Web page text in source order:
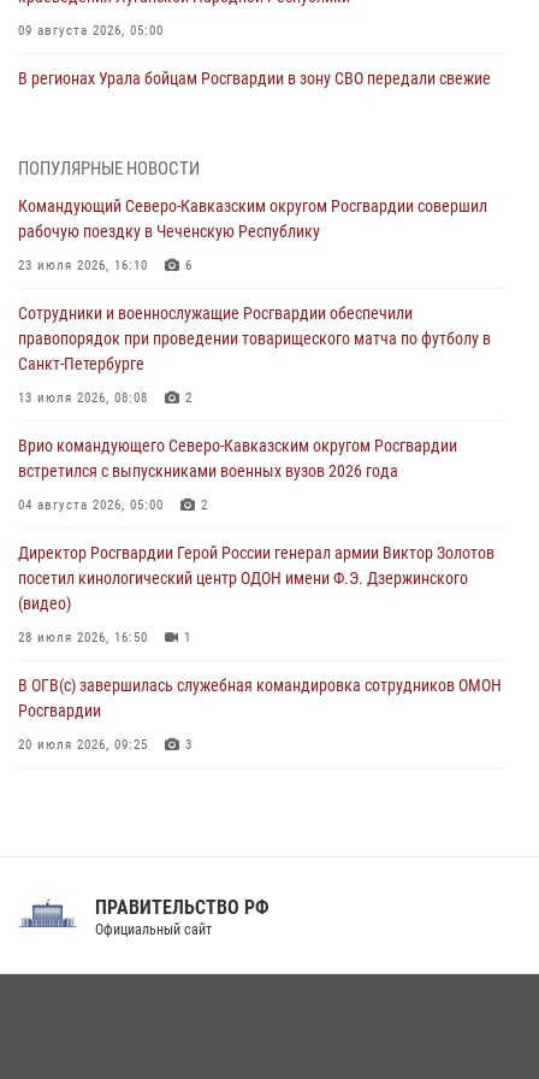
09 августа 2026, 05:00
В регионах Урала бойцам Росгвардии в зону СВО передали свежие
проходит в Сибири
09 августа 2026, 04:00
Поклонной горе в Москве (видео)
08 августа 2026, 14:10 3
В ЛНР росгвардейцы провели тренировку по единоборствам для
08 августа 2026, 13:00 1
Сотрудники Росгвардии присоединились к утренней разминке у
08 августа 2026, 09:29
ПОПУЛЯРНЫЕ НОВОСТИ
Командующий Северо-Кавказским округом Росгвардии совершил
рабочую поездку в Чеченскую Республику
23 июля 2026, 16:10 6
Сотрудники и военнослужащие Росгвардии обеспечили
правопорядок при проведении товарищеского матча по футболу в
Санкт-Петербурге
13 июля 2026, 08:08 2
Врио командующего Северо-Кавказским округом Росгвардии
встретился с выпускниками военных вузов 2026 года
04 августа 2026, 05:00 2
Директор Росгвардии Герой России генерал армии Виктор Золотов
посетил кинологический центр ОДОН имени Ф.Э. Дзержинского
(видео)
28 июля 2026, 16:50 1
В ОГВ(с) завершилась служебная командировка сотрудников ОМОН
Росгвардии
20 июля 2026, 09:25 3
Праздник «Один день с Росгвардией» к 105-летию Центрального
ПРАВИТЕЛЬСТВО РФ
Официальный сайт